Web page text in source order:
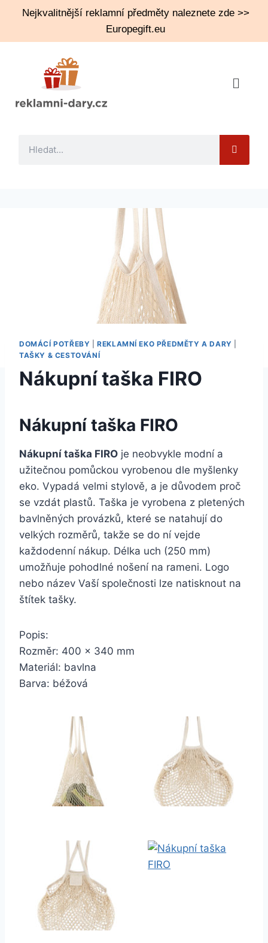
Nejkvalitnější reklamní předměty naleznete zde >>
Europegift.eu
DOMÁCÍ POTŘEBY |REKLAMNÍ EKO PŘEDMĚTY A DARY
TAŠKY & CESTOVÁNÍ
Nákupní taška FIRO
Nákupní taška FIRO
Nákupní taška FIRO je neobvykle modní a
užitečnou pomůckou vyrobenou dle myšlenky
eko. Vypadá velmi stylově, a je důvodem proč
se vzdát plastů. Taška je vyrobena z pletených
bavlněných provázků, které se natahují do
velkých rozměrů, takže se do ní vejde
každodenní nákup. Délka uch (250 mm)
umožňuje pohodlné nošení na rameni. Logo
nebo název Vaší společnosti lze natisknout na
štítek tašky.
Popis:
Rozměr: 400 x 340 mm
Materiál: bavlna
Barva: béžová